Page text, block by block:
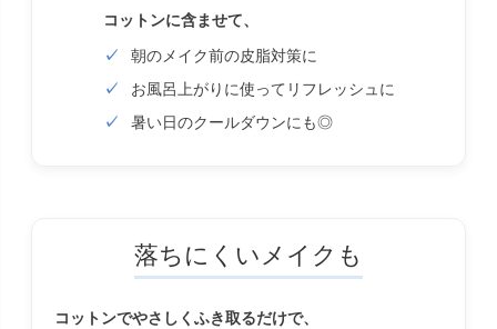
コットンに含ませて、
朝のメイク前の皮脂対策に
お風呂上がりに使ってリフレッシュに
暑い日のクールダウンにも◎
落ちにくいメイクも
コットンでやさしくふき取るだけで、